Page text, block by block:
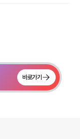
바로가기